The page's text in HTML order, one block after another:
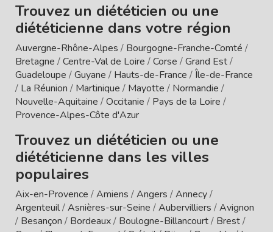
Trouvez un diététicien ou une
diététicienne dans votre région
Auvergne-Rhône-Alpes / Bourgogne-Franche-Comté /
Bretagne /Centre-Val de Loire /Corse /Grand Est/
Guadeloupe /Guyane / Hauts-de-France /Île-de-France
/ La Réunion / Martinique / Mayotte / Normandie /
Nouvelle-Aquitaine /Occitanie / Pays de la Loire /
Provence-Alpes-Côte d'Azur
Trouvez un diététicien ou une
diététicienne dans les villes
populaires
Aix-en-Provence /Amiens /Angers /Annecy/
Argenteuil/Asnières-sur-Seine /Aubervilliers /Avignon
/ Besançon / Bordeaux/ Boulogne-Billancourt/ Brest/